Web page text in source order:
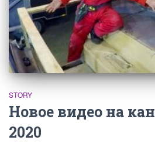
STORY
Новое видео на
2020